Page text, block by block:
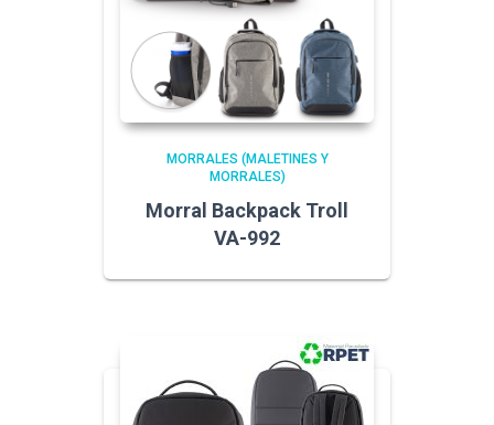
MORRALES (MALETINES Y
MORRALES)
Morral Backpack Troll
VA-992